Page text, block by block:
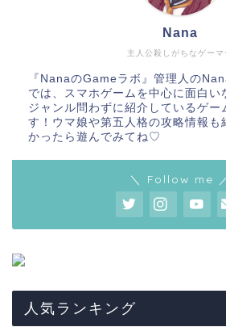
主人公殺しがちなゲーマ
Nana
『NanaのGameラボ』管理人の
では、スマホゲームを中心に面白い
ジャンル問わずに紹介しているゲー
す！ウマ娘や第五人格の攻略情報も
かったら遊んでみてね♡
＼ Follow me
人気ランキング